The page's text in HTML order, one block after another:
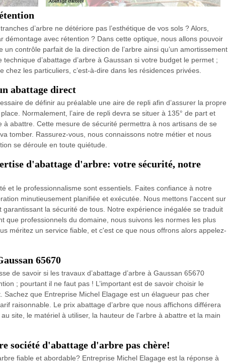
d’arbre ne détériore pas l’esthétique de vos sols ? Alors,
démontage avec rétention ? Dans cette optique, nous allons pouvoir
contrôle parfait de la direction de l’arbre ainsi qu’un amortissement
d’abattage d’arbre à Gaussan si votre budget le permet ;
les particuliers, c’est-à-dire dans les résidences privées.
abattage direct
de définir au préalable une aire de repli afin d’assurer la propre
Normalement, l’aire de repli devra se situer à 135° de part et
à abattre. Cette mesure de sécurité permettra à nos artisans de se
tomber. Rassurez-vous, nous connaissons notre métier et nous
se déroule en toute quiétude.
d'abattage d'arbre: votre sécurité, notre
et le professionnalisme sont essentiels. Faites confiance à notre
minutieusement planifiée et exécutée. Nous mettons l'accent sur
la sécurité de tous. Notre expérience inégalée se traduit
que professionnels du domaine, nous suivons les normes les plus
méritez un service fiable, et c'est ce que nous offrons alors appelez-
65670
de savoir si les travaux d’abattage d’arbre à Gaussan 65670
; pourtant il ne faut pas ! L’important est de savoir choisir le
que Entreprise Michel Elagage est un élagueur pas cher
raisonnable. Le prix abattage d’arbre que nous affichons différera
site, le matériel à utiliser, la hauteur de l’arbre à abattre et la main
société d'abattage d'arbre pas chère!
fiable et abordable? Entreprise Michel Elagage est la réponse à